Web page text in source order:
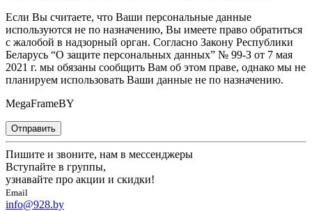
Если Вы считаете, что Ваши персональные данные
используются не по назначению, Вы имеете право обратиться
с жалобой в надзорный орган. Согласно Закону Республики
Беларусь “О защите персональных данных” № 99-З от 7 мая
2021 г. мы обязаны сообщить Вам об этом праве, однако мы не
планируем использовать Ваши данные не по назначению.
MegaFrameBY
Отправить
Пишите и звоните, нам в мессенджеры
Вступайте в группы,
узнавайте про акции и скидки!
Email
info@928.by